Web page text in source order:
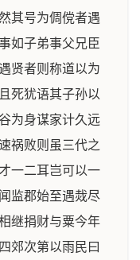
其号为倜傥者遇
如子弟事父兄臣
贤者则称道以为
死犹语其子孙以
为身谋家计久远
祸败则虽三代之
一二耳岂可以一
监郡始至遇烖尽
继捐财与粟今年
郊次第以雨民曰